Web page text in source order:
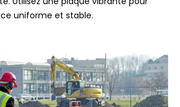
uniforme et stable.